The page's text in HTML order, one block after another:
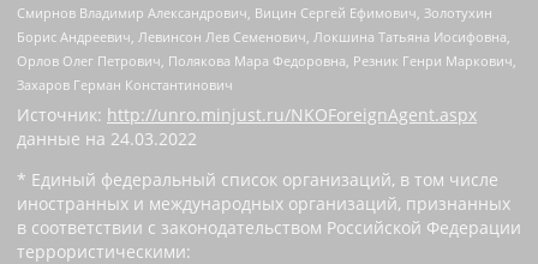
Смирнов Владимир Александрович, Вицин Сергей Ефимович, Золотухин
Борис Андреевич, Левинсон Лев Семенович, Локшина Татьяна Иосифовна,
Орлов Олег Петрович, Полякова Мара Федоровна, Резник Генри Маркович,
Захаров Герман Константинович
Источник: http://unro.minjust.ru/NKOForeignAgent.aspx
данные на 24.03.2022
* Единый федеральный список организаций, в том числе
иностранных и международных организаций, признанных
в соответствии с законодательством Российской Федерации
террористическими: